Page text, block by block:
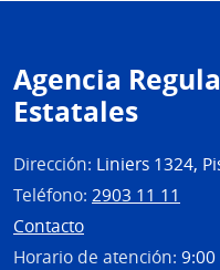
Agencia
Estatales
Dirección: Liniers 1324,
Teléfono: 2903 11 11
Contacto
Horario de atención: 9:00